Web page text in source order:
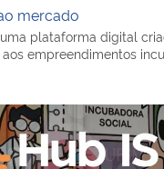
mercado
plataforma digital
empreendimentos
de Inovação e